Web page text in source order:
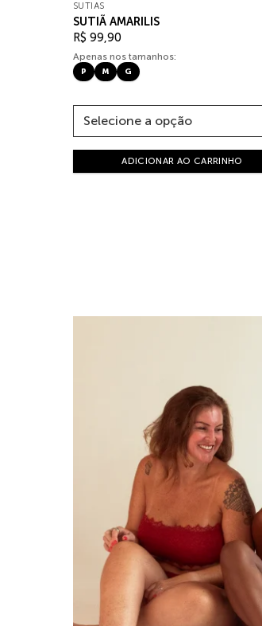
SUTIÃS
SUTIÃ AMARILIS
R$ 99,90
Apenas nos tamanhos:
P M G
ADICIONAR AO CARRINHO